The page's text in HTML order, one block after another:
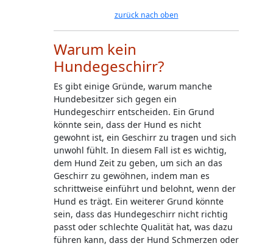
zurück nach oben
Warum kein
Hundegeschirr?
Es gibt einige Gründe, warum manche
Hundebesitzer sich gegen ein
Hundegeschirr entscheiden. Ein Grund
könnte sein, dass der Hund es nicht
gewohnt ist, ein Geschirr zu tragen und sich
unwohl fühlt. In diesem Fall ist es wichtig,
dem Hund Zeit zu geben, um sich an das
Geschirr zu gewöhnen, indem man es
schrittweise einführt und belohnt, wenn der
Hund es trägt. Ein weiterer Grund könnte
sein, dass das Hundegeschirr nicht richtig
passt oder schlechte Qualität hat, was dazu
führen kann, dass der Hund Schmerzen oder